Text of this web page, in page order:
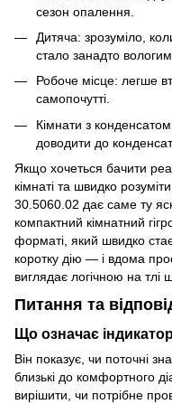
сезон опалення.
Дитяча: зрозуміло,
стало занадто вологим.
Робоче місце: легше
самопочутті.
Кімнати з
доводити до
Якщо хочеться бачити
кімнаті та швидко
30.5060.02 дає саме ту
компактний кімнатний
форматі, який швидко
коротку дію — і вдома
виглядає логічною на тлі
Питання та
Що означає
Він показує, чи поточні
близькі до комфортного
вирішити, чи потрібне